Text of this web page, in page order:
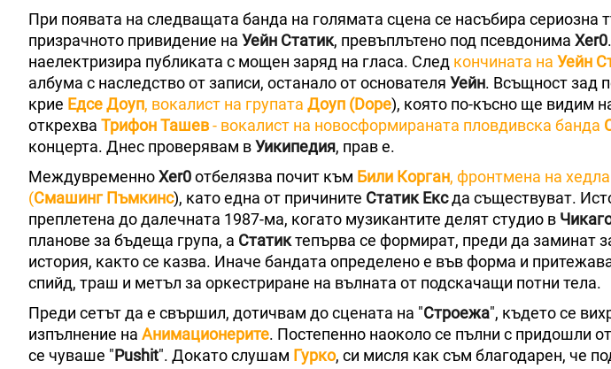
При появата на следващата банда на голямата сцена се насъбира сериозна
призрачното привидение на Уейн Статик, превъплътено под псевдонима Xer0
наелектризира публиката с мощен заряд на гласа. След кончината на Уейн
албума с наследство от записи, останало от основателя Уейн. Всъщност зад
крие Едсе Доуп, вокалист на групата Доуп (Dope), която по-късно ще видим
открехва Трифон Ташев- вокалист на новосформираната пловдивска банда
концерта. Днес проверявам вУикипедия, прав е.
МеждувременноXer0отбелязва почит към Били Корган, фронтмена на
(Смашинг Пъмкинс), като една от причините Статик Ексда съществуват.
преплетена до далечната 1987-ма, когато музикантите делят студио в
планове за бъдеща група, а Статиктепърва се формират, преди да заминат
история, както се казва. Иначе бандата определено е във форма и
спийд, траш и метъл за оркестриране на вълната от подскачащи потни тела.
Преди сетът да е свършил, дотичвам до сцената на "Строежа", където се
изпълнение на Анимационерите. Постепенно наоколо се пълни с придошли от
се чуваше "Pushit". Докато слушам Гурко, си мисля как съм благодарен, че